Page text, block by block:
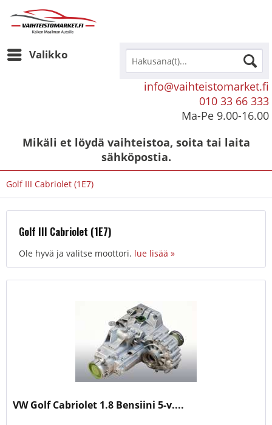
Valikko
info@vaihteistomarket.fi
010 33 66 333
Ma-Pe 9.00-16.00
Mikäli et löydä vaihteistoa, soita tai laita
sähköpostia.
Golf III Cabriolet (1E7)
Golf III Cabriolet (1E7)
Ole hyvä ja valitse moottori. lue lisää »
VW Golf Cabriolet 1.8 Bensiini 5-v....